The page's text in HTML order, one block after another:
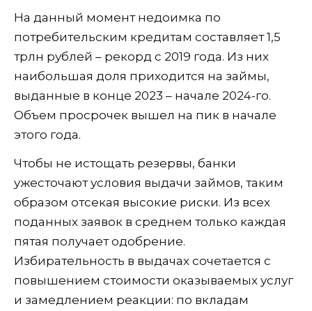
На данный момент недоимка по
потребительским кредитам составляет 1,5
трлн рублей – рекорд с 2019 года. Из них
наибольшая доля приходится на займы,
выданные в конце 2023 – начале 2024-го.
Объем просрочек вышел на пик в начале
этого года.
Чтобы не истощать резервы, банки
ужесточают условия выдачи займов, таким
образом отсекая высокие риски. Из всех
поданных заявок в среднем только каждая
пятая получает одобрение.
Избирательность в выдачах сочетается с
повышением стоимости оказываемых услуг
и замедлением реакции: по вкладам